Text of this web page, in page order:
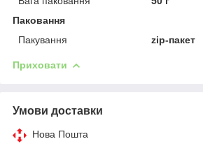
Паковання
Пакування
zip-пакет
Приховати
Умови доставки
Нова Пошта